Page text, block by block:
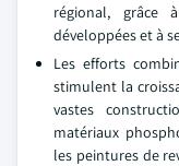
régional, grâce
développées et à
Les efforts
stimulent la
vastes
matériaux
les peintures de